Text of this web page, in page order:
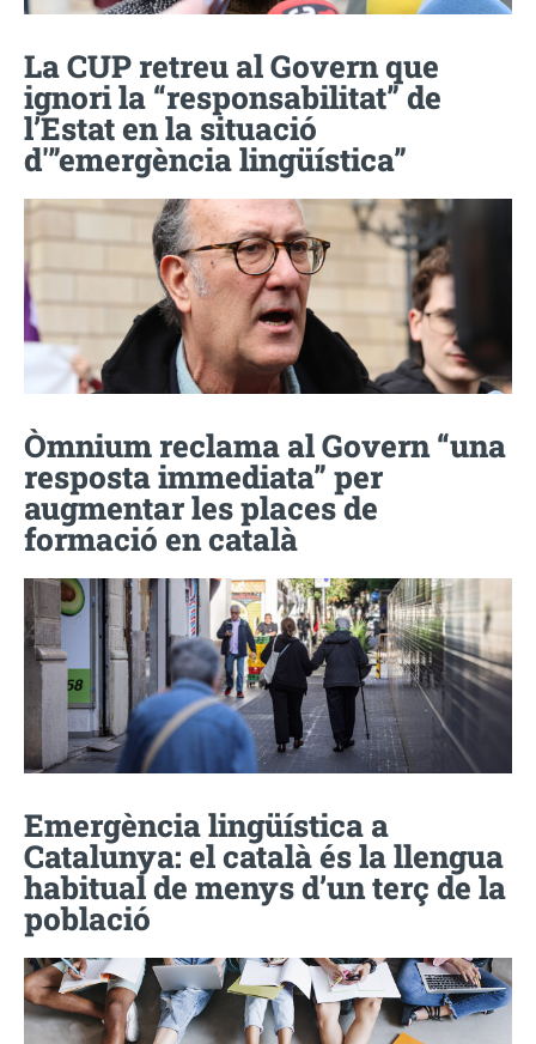
La CUP retreu al Govern que
ignori la “responsabilitat” de
l’Estat en la situació
d'”emergència lingüística”
Òmnium reclama al Govern “una
resposta immediata” per
augmentar les places de
formació en català
Emergència lingüística a
Catalunya: el català és la llengua
habitual de menys d’un terç de la
població